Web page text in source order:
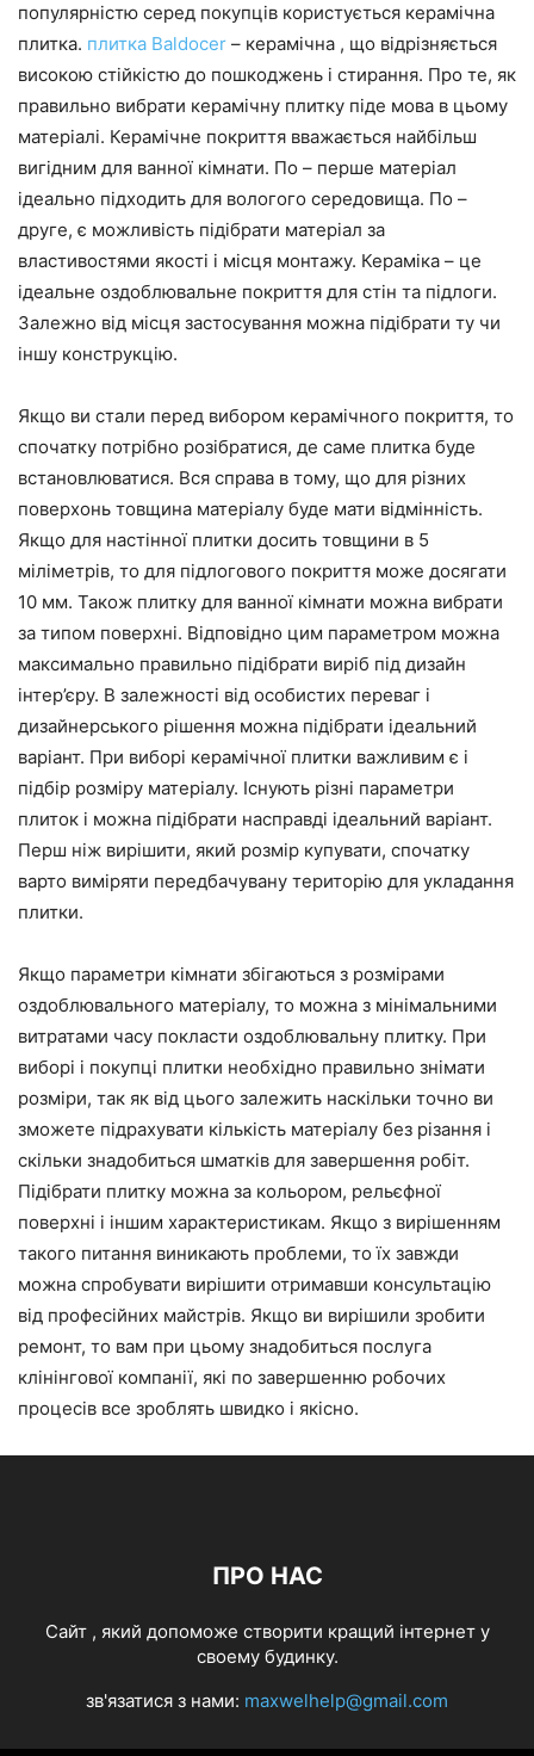
популярністю серед покупців користується керамічна
плитка. плитка Baldocer – керамічна , що відрізняється
високою стійкістю до пошкоджень і стирання. Про те, як
правильно вибрати керамічну плитку піде мова в цьому
матеріалі. Керамічне покриття вважається найбільш
вигідним для ванної кімнати. По – перше матеріал
ідеально підходить для вологого середовища. По –
друге, є можливість підібрати матеріал за
властивостями якості і місця монтажу. Кераміка – це
ідеальне оздоблювальне покриття для стін та підлоги.
Залежно від місця застосування можна підібрати ту чи
іншу конструкцію.
Якщо ви стали перед вибором керамічного покриття, то
спочатку потрібно розібратися, де саме плитка буде
встановлюватися. Вся справа в тому, що для різних
поверхонь товщина матеріалу буде мати відмінність.
Якщо для настінної плитки досить товщини в 5
міліметрів, то для підлогового покриття може досягати
10 мм. Також плитку для ванної кімнати можна вибрати
за типом поверхні. Відповідно цим параметром можна
максимально правильно підібрати виріб під дизайн
інтер’єру. В залежності від особистих переваг і
дизайнерського рішення можна підібрати ідеальний
варіант. При виборі керамічної плитки важливим є і
підбір розміру матеріалу. Існують різні параметри
плиток і можна підібрати насправді ідеальний варіант.
Перш ніж вирішити, який розмір купувати, спочатку
варто виміряти передбачувану територію для укладання
плитки.
Якщо параметри кімнати збігаються з розмірами
оздоблювального матеріалу, то можна з мінімальними
витратами часу покласти оздоблювальну плитку. При
виборі і покупці плитки необхідно правильно знімати
розміри, так як від цього залежить наскільки точно ви
зможете підрахувати кількість матеріалу без різання і
скільки знадобиться шматків для завершення робіт.
Підібрати плитку можна за кольором, рельєфної
поверхні і іншим характеристикам. Якщо з вирішенням
такого питання виникають проблеми, то їх завжди
можна спробувати вирішити отримавши консультацію
від професійних майстрів. Якщо ви вирішили зробити
ремонт, то вам при цьому знадобиться послуга
клінінгової компанії, які по завершенню робочих
процесів все зроблять швидко і якісно.
ПРО НАС
Cайт , який допоможе створити кращий інтернет у
своему будинку.
зв'язатися з нами: maxwelhelp@gmail.com